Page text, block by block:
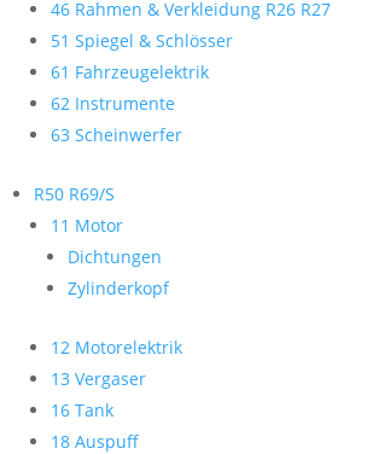
46 Rahmen & Verkleidung R26 R27
51 Spiegel & Schlösser
61 Fahrzeugelektrik
62 Instrumente
63 Scheinwerfer
R50 R69/S
11 Motor
Dichtungen
Zylinderkopf
12 Motorelektrik
13 Vergaser
16 Tank
18 Auspuff